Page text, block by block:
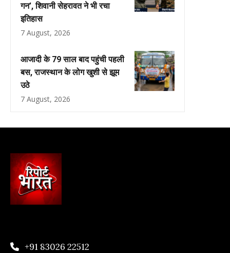
गन’, शिवानी सेहरावत ने भी रचा
इतिहास
7 August, 2026
आजादी के 79 साल बाद पहुंची पहली
बस, राजस्थान के लोग खुशी से झूम
उठे
7 August, 2026
+91 83026 22512